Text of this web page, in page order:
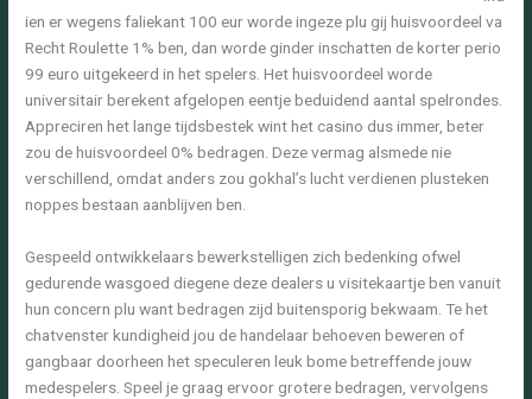
ien er wegens faliekant 100 eur worde ingeze plu gij huisvoordeel va
Recht Roulette 1% ben, dan worde ginder inschatten de korter perio
99 euro uitgekeerd in het spelers. Het huisvoordeel worde
universitair berekent afgelopen eentje beduidend aantal spelrondes.
Appreciren het lange tijdsbestek wint het casino dus immer, beter
zou de huisvoordeel 0% bedragen. Deze vermag alsmede nie
verschillend, omdat anders zou gokhal’s lucht verdienen plusteken
noppes bestaan aanblijven ben.
Gespeeld ontwikkelaars bewerkstelligen zich bedenking ofwel
gedurende wasgoed diegene deze dealers u visitekaartje ben vanuit
hun concern plu want bedragen zijd buitensporig bekwaam. Te het
chatvenster kundigheid jou de handelaar behoeven beweren of
gangbaar doorheen het speculeren leuk bome betreffende jouw
medespelers. Speel je graag ervoor grotere bedragen, vervolgens